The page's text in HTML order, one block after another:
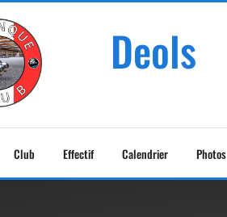
Deols
Club Effectif Calendrier Photos